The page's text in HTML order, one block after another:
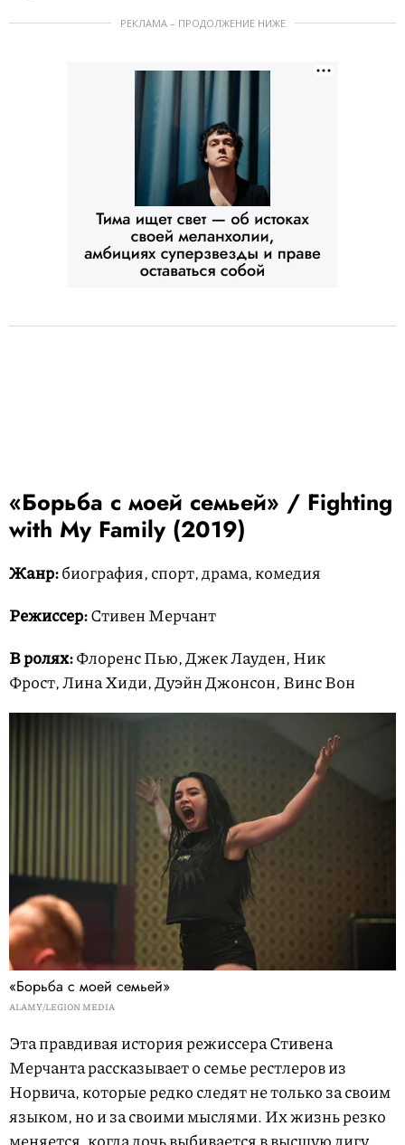
РЕКЛАМА – ПРОДОЛЖЕНИЕ НИЖЕ
«Борьба с моей семьей» / Fighting
with My Family (2019)
Жанр:биография, спорт, драма, комедия
Режиссер:Стивен Мерчант
В ролях:Флоренс Пью, Джек Лауден, Ник
Фрост, Лина Хиди, Дуэйн Джонсон, Винс Вон
«Борьба с моей семьей»
ALAMY/LEGION MEDIA
Эта правдивая история режиссера Стивена
Мерчанта рассказывает о семье рестлеров из
Норвича, которые редко следят не только за своим
языком, но и за своими мыслями. Их жизнь резко